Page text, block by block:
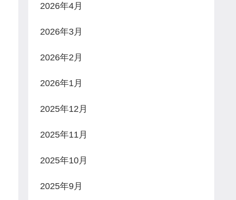
2026年4月
2026年3月
2026年2月
2026年1月
2025年12月
2025年11月
2025年10月
2025年9月